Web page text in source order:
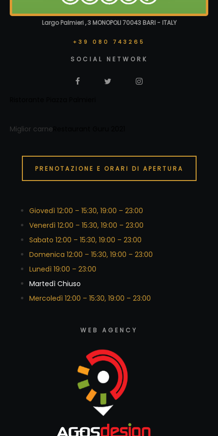
Largo Palmieri , 3 MONOPOLI 70043 BARI - ITALY
+39 080 743265
SOCIAL NETWORK
Miglior carne
PRENOTAZIONE E ORARI DI APERTURA
Giovedì 12:00 – 15:30, 19:00 – 23:00
Venerdì 12:00 – 15:30, 19:00 – 23:00
Sabato 12:00 – 15:30, 19:00 – 23:00
Domenica 12:00 – 15:30, 19:00 – 23:00
Lunedì 19:00 – 23:00
Martedì Chiuso
Mercoledì 12:00 – 15:30, 19:00 – 23:00
WEB AGENCY